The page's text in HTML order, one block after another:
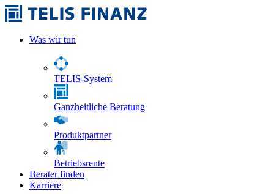
Was wir tun
TELIS-System
Ganzheitliche Beratung
Produktpartner
Betriebsrente
Berater finden
Karriere